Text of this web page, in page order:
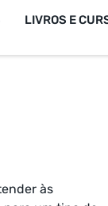
LIVROS E
às